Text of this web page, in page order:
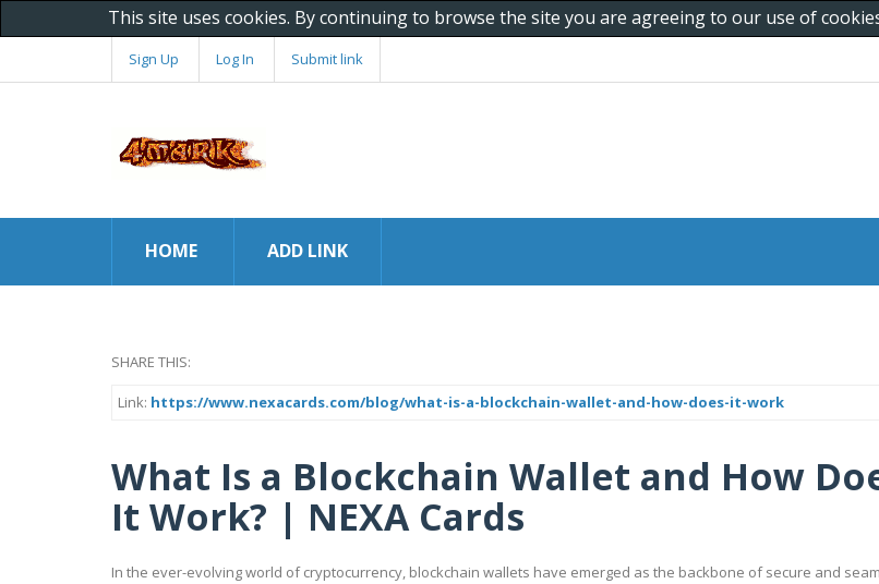
This site uses cookies. By continuing to browse the site you are agreeing to our use of
Sign Up Log In Submit link
HOME ADD LINK
SHARE THIS:
Link: https://www.nexacards.com/blog/what-is-a-blockchain-wallet-and-how-does-it-work
What Is a Blockchain Wallet and How
It Work? | NEXA Cards
In the ever-evolving world of cryptocurrency, blockchain wallets have emerged as the backbone of secure and